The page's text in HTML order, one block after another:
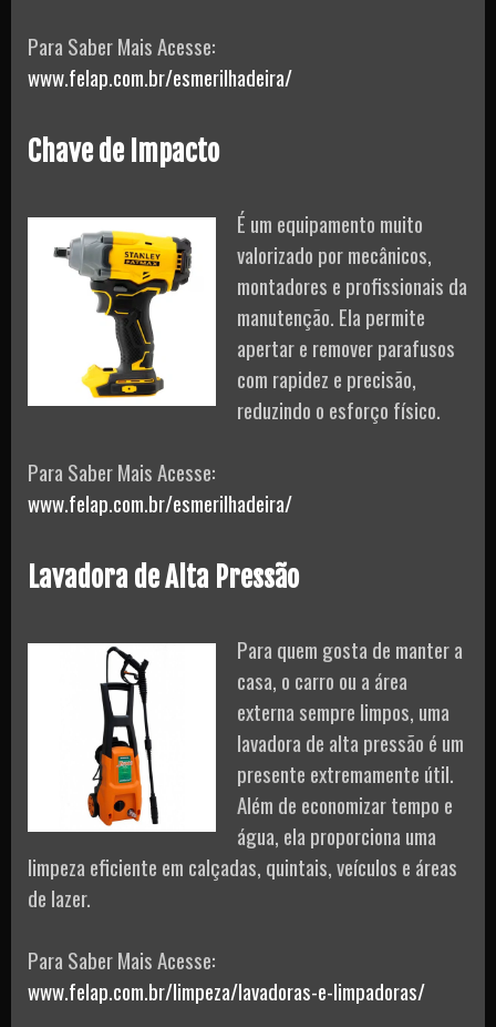
Para Saber Mais Acesse:
www.felap.com.br/esmerilhadeira/
Chave de Impacto
É um equipamento muito
valorizado por mecânicos,
montadores e profissionais da
manutenção. Ela permite
apertar e remover parafusos
com rapidez e precisão,
reduzindo o esforço físico.
Para Saber Mais Acesse:
www.felap.com.br/esmerilhadeira/
Lavadora de Alta Pressão
Para quem gosta de manter a
casa, o carro ou a área
externa sempre limpos, uma
lavadora de alta pressão é um
presente extremamente útil.
Além de economizar tempo e
água, ela proporciona uma
limpeza eficiente em calçadas, quintais, veículos e áreas
de lazer.
Para Saber Mais Acesse:
www.felap.com.br/limpeza/lavadoras-e-limpadoras/